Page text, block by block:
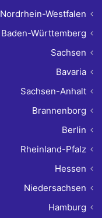
Nordrhein-Westfalen
Baden-Württemberg
Sachsen
Bavaria
Sachsen-Anhalt
Brannenborg
Berlin
Rheinland-Pfalz
Hessen
Niedersachsen
Hamburg